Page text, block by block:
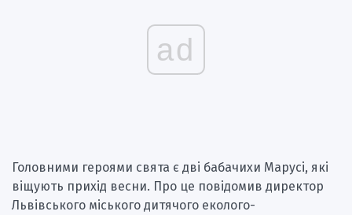
ad
Головними героями свята є дві бабачихи Марусі, які
віщують прихід весни. Про це повідомив директор
Львівського міського дитячого еколого-